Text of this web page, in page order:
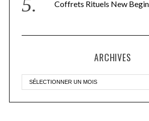
Coffrets Rituels New
ARCHIVES